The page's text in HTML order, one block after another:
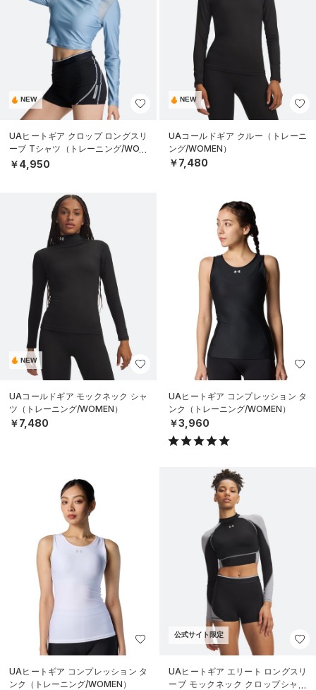
NEW
UAヒートギア クロップ ロングスリ
ーブ Tシャツ（トレーニング/WOM
EN）
￥4,950
NEW
UAコールドギア クルー（トレーニ
ング/WOMEN）
￥7,480
NEW
UAコールドギア モックネック シャ
ツ（トレーニング/WOMEN）
￥7,480
UAヒートギア コンプレッション タ
ンク（トレーニング/WOMEN）
￥3,960
UAヒートギア コンプレッション タ
ンク（トレーニング/WOMEN）
公式サイト限定
UAヒートギア エリート ロングスリ
ーブ モックネック クロップシャツ